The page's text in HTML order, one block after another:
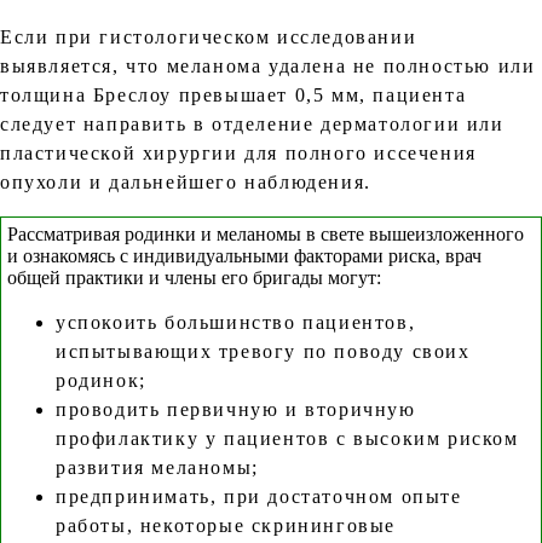
Если при гистологическом исследовании
выявляется, что меланома удалена не полностью или
толщина Бреслоу превышает 0,5 мм, пациента
следует направить в отделение дерматологии или
пластической хирургии для полного иссечения
опухоли и дальнейшего наблюдения.
Рассматривая родинки и меланомы в свете вышеизложенного
и ознакомясь с индивидуальными факторами риска, врач
общей практики и члены его бригады могут:
успокоить большинство пациентов,
испытывающих тревогу по поводу своих
родинок;
проводить первичную и вторичную
профилактику у пациентов с высоким риском
развития меланомы;
предпринимать, при достаточном опыте
работы, некоторые скрининговые